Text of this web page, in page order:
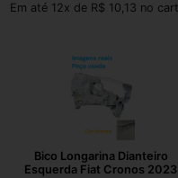
Em até 12x de R$ 10,13 no
Bico Longarina Dianteiro
Esquerda Fiat Cronos 2023